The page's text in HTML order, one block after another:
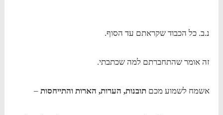
נ.ב. כל הכבוד שקראתם עד הסוף.
זה אומר שהתחברתם למה שכתבתי.
אשמח לשמוע מכם תובנות, הערות, הארות והתייחסות –